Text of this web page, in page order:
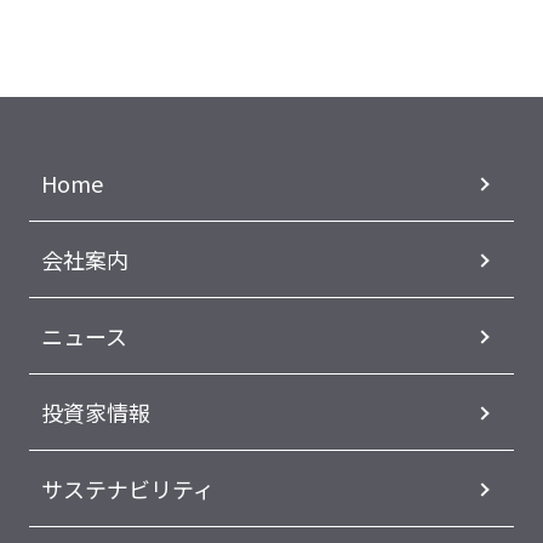
Home
会社案内
ニュース
投資家情報
サステナビリティ